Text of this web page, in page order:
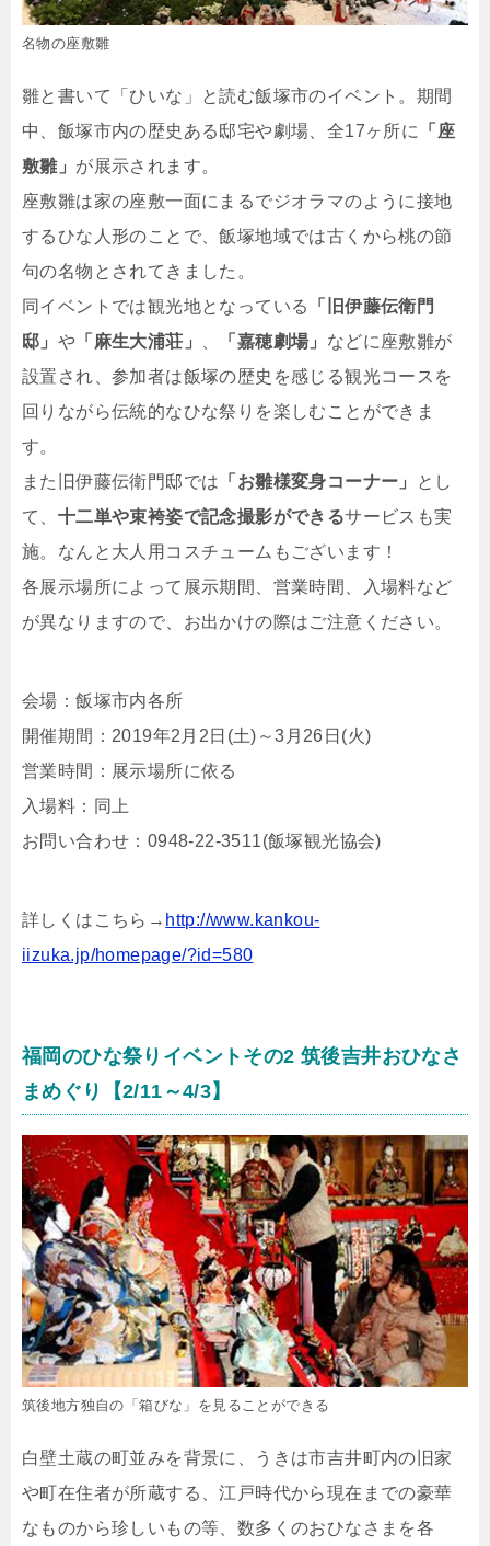
名物の座敷雛
雛と書いて「ひいな」と読む飯塚市のイベント。期間
中、飯塚市内の歴史ある邸宅や劇場、全17ヶ所に 「座
敷雛」 が展示されます。
座敷雛は家の座敷一面にまるでジオラマのように接地
するひな人形のことで、飯塚地域では古くから桃の節
句の名物とされてきました。
同イベントでは観光地となっている
「旧伊藤伝衛門
邸」 や 「麻生大浦荘」 、 「嘉穂劇場」 などに座敷雛が
設置され、参加者は飯塚の歴史を感じる観光コースを
回りながら伝統的なひな祭りを楽しむことができま
す。
また旧伊藤伝衛門邸では 「お雛様変身コーナー」
とし
て、 十二単や束袴姿で記念撮影ができるサービスも実
施。なんと大人用コスチュームもございます！
各展示場所によって展示期間、営業時間、入場料など
が異なりますので、お出かけの際はご注意ください。
会場：飯塚市内各所
開催期間：2019年2月2日(土)～3月26日(火)
営業時間：展示場所に依る
入場料：同上
お問い合わせ：0948-22-3511(飯塚観光協会)
詳しくはこちら→ http://www.kankou-
iizuka.jp/homepage/?id=580
福岡のひな祭りイベントその2 筑後吉井おひなさ
まめぐり【2/11～4/3】
筑後地方独自の「箱びな」を見ることができる
白壁土蔵の町並みを背景に、うきは市吉井町内の旧家
や町在住者が所蔵する、江戸時代から現在までの豪華
なものから珍しいもの等、数多くのおひなさまを各